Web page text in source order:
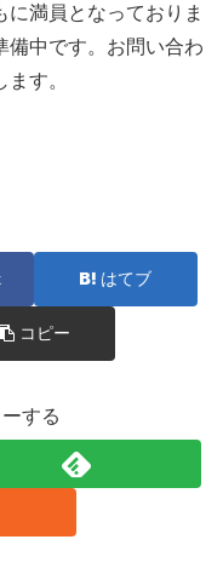
満員となっておりま
備中です。お問い合わ
す。
はてブ
コピー
する